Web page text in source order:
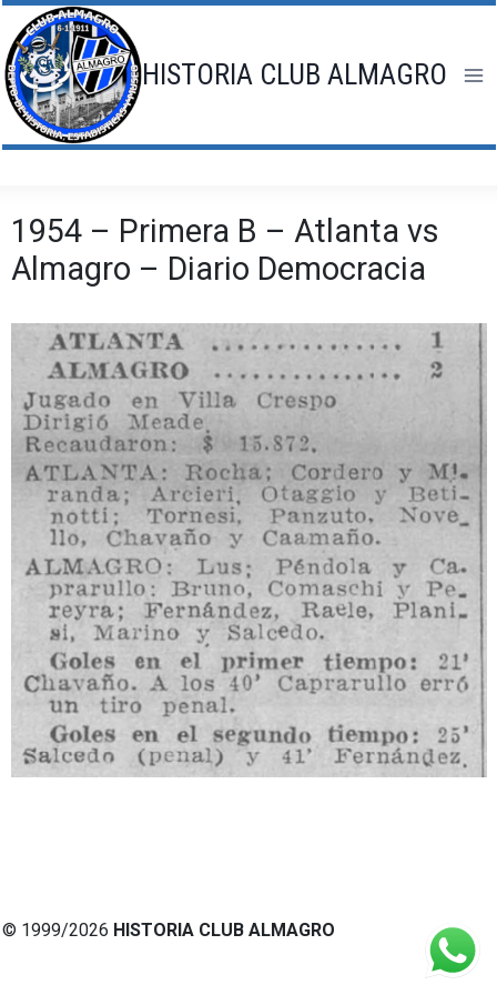
Saltar
al
contenido
HISTORIA CLUB ALMAGRO
1954 – Primera B – Atlanta vs
Almagro – Diario Democracia
© 1999/2026 HISTORIA CLUB ALMAGRO